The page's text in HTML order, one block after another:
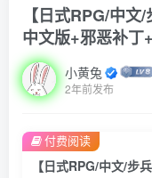
【日式RPG/中
中文版+邪恶补丁
小黄兔
2年前发布
付费阅读